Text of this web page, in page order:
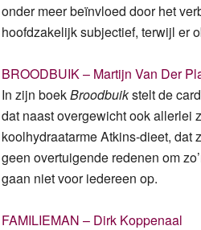
onder meer beïnvloed door het
hoofdzakelijk subjectief, terwijl er
BROODBUIK – Martijn Van Der
In zijn boekBroodbuikstelt de
dat naast overgewicht ook allerlei
koolhydraatarme Atkins-dieet, dat
geen overtuigende redenen om
gaan niet voor iedereen op.
FAMILIEMAN – Dirk Koppenaal